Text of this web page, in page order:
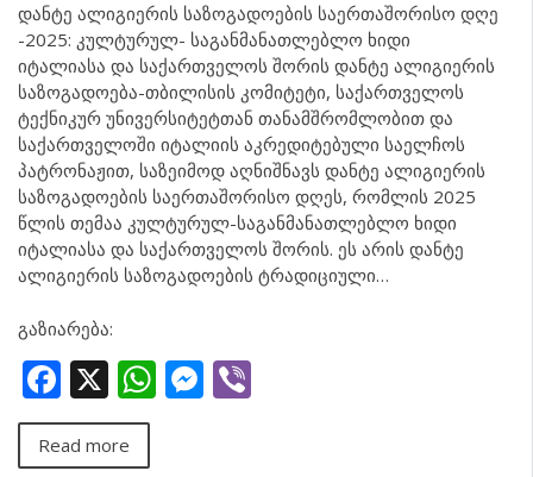
დანტე ალიგიერის საზოგადოების საერთაშორისო დღე
-2025: კულტურულ- საგანმანათლებლო ხიდი
იტალიასა და საქართველოს შორის დანტე ალიგიერის
საზოგადოება-თბილისის კომიტეტი, საქართველოს
ტექნიკურ უნივერსიტეტთან თანამშრომლობით და
საქართველოში იტალიის აკრედიტებული საელჩოს
პატრონაჟით, საზეიმოდ აღნიშნავს დანტე ალიგიერის
საზოგადოების საერთაშორისო დღეს, რომლის 2025
წლის თემაა კულტურულ-საგანმანათლებლო ხიდი
იტალიასა და საქართველოს შორის. ეს არის დანტე
ალიგიერის საზოგადოების ტრადიციული…
გაზიარება:
Facebook
X WhatsApp
Messenger
Read more